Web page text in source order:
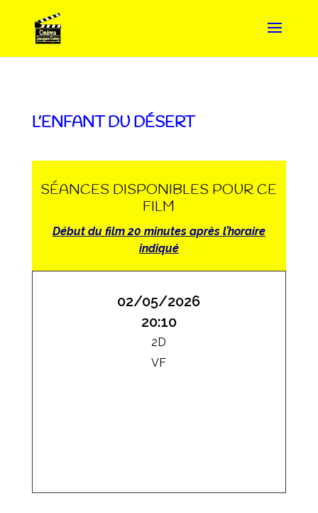
L’ENFANT DU DÉSERT
SÉANCES DISPONIBLES POUR CE
FILM
Début du film 20 minutes après l’horaire
indiqué
02/05/2026
20:10
2D
VF